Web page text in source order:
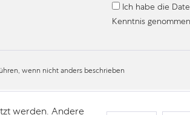
Ich habe die
Kenntnis
wenn nicht anders beschrieben
werden. Andere